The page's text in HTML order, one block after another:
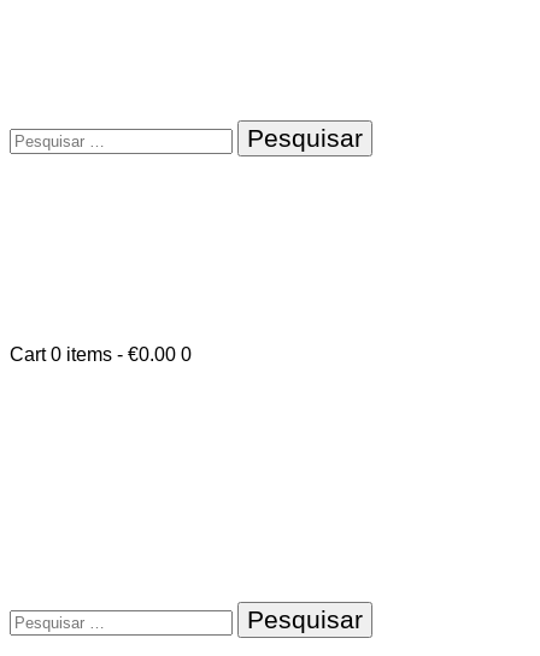
Pesquisar
por:
Cart 0 items - €0.00 0
Pesquisar
por: